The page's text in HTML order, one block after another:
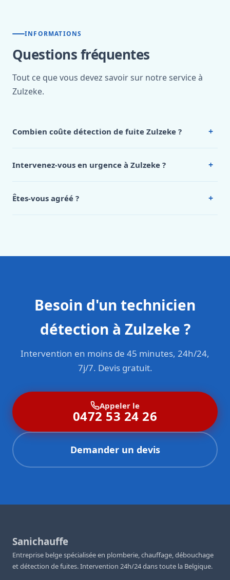
INFORMATIONS
Questions fréquentes
Tout ce que vous devez savoir sur notre service à
Zulzeke.
Combien coûte détection de fuite Zulzeke ? +
Zulzeke, appelez le 0472 53 24 26.
Intervenez-vous en urgence à Zulzeke ? +
Êtes-vous agréé ? +
Besoin d'un technicien
détection à Zulzeke ?
Intervention en moins de 45 minutes, 24h/24,
7j/7. Devis gratuit.
Appeler le
0472 53 24 26
Demander un devis
Sanichauffe
Entreprise belge spécialisée en plomberie, chauffage, débouchage
et détection de fuites. Intervention 24h/24 dans toute la Belgique.